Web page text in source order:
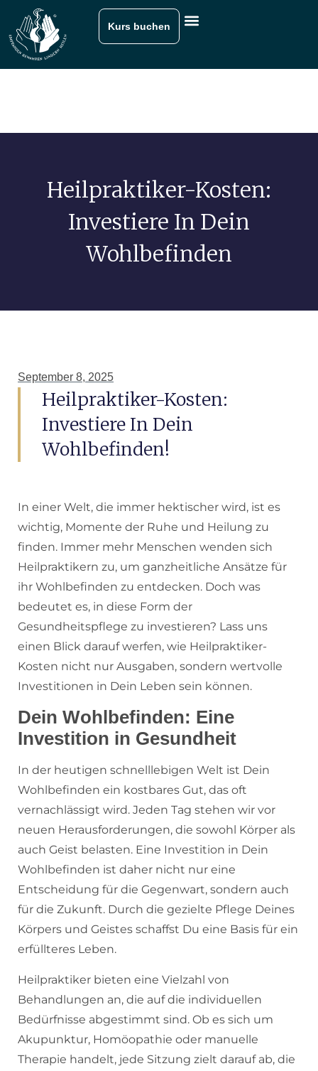
Kurs buchen
Heilpraktiker-Kosten:
Investiere In Dein
Wohlbefinden
September 8, 2025
Heilpraktiker-Kosten:
Investiere In Dein
Wohlbefinden!
In einer Welt, die immer hektischer wird, ist es
wichtig, Momente der Ruhe und Heilung zu
finden. Immer mehr Menschen wenden sich
Heilpraktikern zu, um ganzheitliche Ansätze für
ihr Wohlbefinden zu entdecken. Doch was
bedeutet es, in diese Form der
Gesundheitspflege zu investieren? Lass uns
einen Blick darauf werfen, wie Heilpraktiker-
Kosten nicht nur Ausgaben, sondern wertvolle
Investitionen in Dein Leben sein können.
Dein Wohlbefinden: Eine
Investition in Gesundheit
In der heutigen schnelllebigen Welt ist Dein
Wohlbefinden ein kostbares Gut, das oft
vernachlässigt wird. Jeden Tag stehen wir vor
neuen Herausforderungen, die sowohl Körper als
auch Geist belasten. Eine Investition in Dein
Wohlbefinden ist daher nicht nur eine
Entscheidung für die Gegenwart, sondern auch
für die Zukunft. Durch die gezielte Pflege Deines
Körpers und Geistes schaffst Du eine Basis für ein
erfüllteres Leben.
Heilpraktiker bieten eine Vielzahl von
Behandlungen an, die auf die individuellen
Bedürfnisse abgestimmt sind. Ob es sich um
Akupunktur, Homöopathie oder manuelle
Therapie handelt, jede Sitzung zielt darauf ab, die